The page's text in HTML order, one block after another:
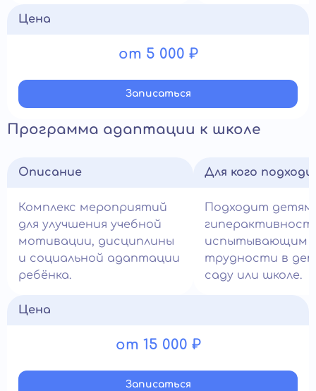
Цена
от 5 000 ₽
Записатьcя
Программа адаптации к школе
Описание
Комплекс мероприятий
для улучшения учебной
мотивации, дисциплины
и социальной адаптации
ребёнка.
Для кого
Подходит детям
испытывающим
трудности в
саду или школе.
Цена
от 15 000 ₽
Записатьcя